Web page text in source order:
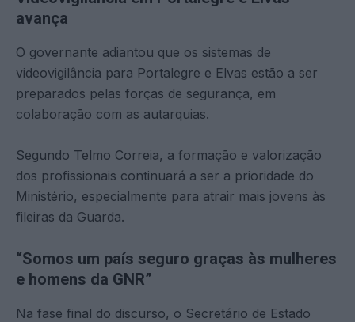
avança
O governante adiantou que os sistemas de
videovigilância para Portalegre e Elvas estão a ser
preparados pelas forças de segurança, em
colaboração com as autarquias.
Segundo Telmo Correia, a formação e valorização
dos profissionais continuará a ser a prioridade do
Ministério, especialmente para atrair mais jovens às
fileiras da Guarda.
“Somos um país seguro graças às mulheres
e homens da GNR”
Na fase final do discurso, o Secretário de Estado